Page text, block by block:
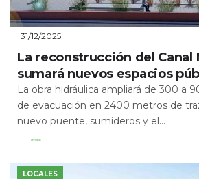
31/12/2025
La reconstrucción del Canal
sumará nuevos espacios
La obra hidráulica ampliará de 300 a
de evacuación en 2400 metros de
nuevo puente, sumideros y el...
Leer Más
LOCALES